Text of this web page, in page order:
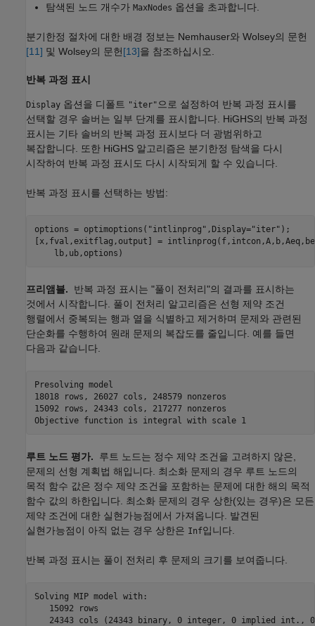
탐색된 노드 개수가 MaxNodes 옵션을 초과합니다.
분기한정 절차에 대한 배경 정보는 Nemhauser와 Wolsey의 문헌
[11] 및 Wolsey의 문헌[13]을 참조하십시오.
반복 과정 표시
Display 옵션을 디폴트 "iter" 으로 설정하여 반복 과정 표시를
선택할 경우 솔버는 일부 단계를 표시합니다. HiGHS의 반복 과정
표시는 기타 솔버의 반복 과정 표시보다 더 광범위하고
복잡합니다. 또한 HiGHS 알고리즘은 분기한정 탐색을 다시
시작하여 반복 과정 표시도 다시 시작되게 할 수 있습니다.
반복 과정 표시를 선택하는 방법:
options = optimoptions( "intlinprog" ,Display="iter" );
[x,fval,exitflag,output] =
    lb,ub,options)
프리앰블. 반복 과정 표시는 "풀이 전처리"의 결과를 표시하는
것에서 시작합니다. 풀이 전처리 알고리즘은 선형 제약 조건
행렬에서 중복되는 행과 열을 식별하고 제거하며 문제와 관련된
단순화를 수행하여 원래 문제의 복잡도를 줄입니다. 예를 들면
다음과 같습니다.
Presolving model
18018 rows, 26027 cols, 248579 nonzeros
15092 rows, 24343 cols, 217277 nonzeros
Objective function is integral with scale 1
루트 노드 평가. 루트 노드는 정수 제약 조건을 고려하지 않은,
문제의 선형 계획법 해입니다. 최소화 문제의 경우 루트 노드의
목적 함수 값은 정수 제약 조건을 포함하는 문제에 대한 해의 목적
함수 값의 하한입니다. 최소화 문제의 경우 상한(있는 경우)은 모든
제약 조건에 대한 실현가능점에서 가져옵니다. 발견된
실현가능점이 아직 없는 경우 상한은 Inf입니다.
반복 과정 표시는 풀이 전처리 후 문제의 크기를 보여줍니다.
Solving MIP model with:
   15092 rows
24343 cols (24343 binary, 0 integer, 0 implied int.,